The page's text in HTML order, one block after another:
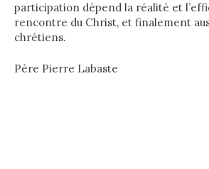
participation dépend la réalité et
rencontre du Christ, et finalement
chrétiens.
Père Pierre Labaste